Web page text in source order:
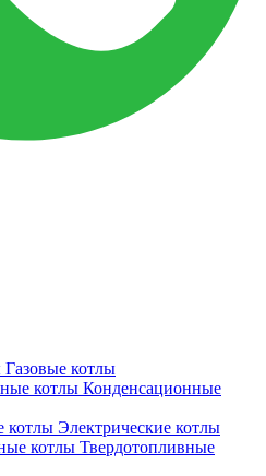
Газовые котлы
Конденсационные
Электрические котлы
Твердотопливные